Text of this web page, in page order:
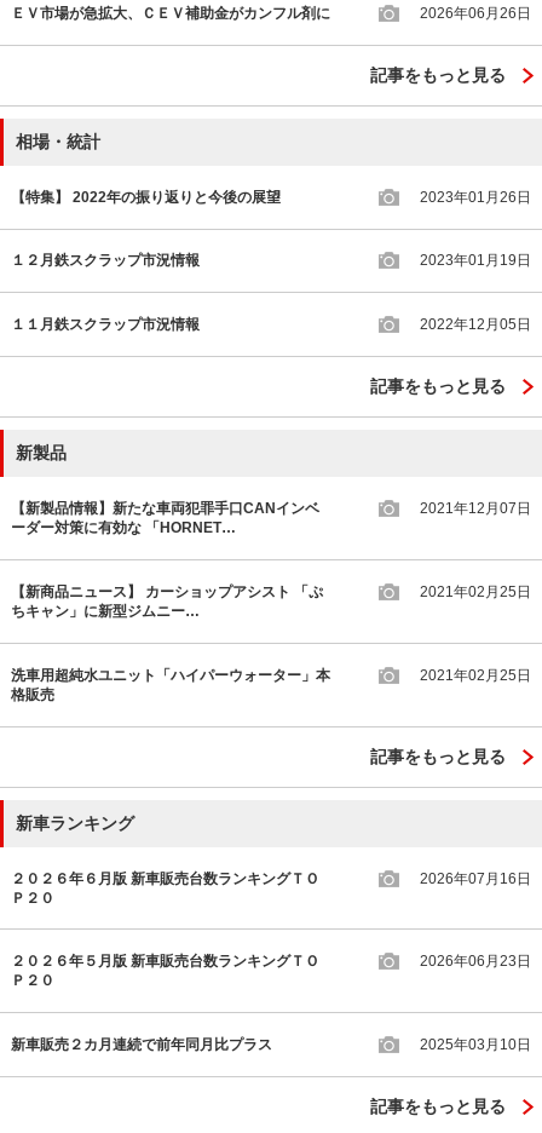
ＥＶ市場が急拡大、ＣＥＶ補助金がカンフル剤に 2026年06月26日
記事をもっと見る
相場・統計
【特集】 2022年の振り返りと今後の展望 2023年01月26日
１２月鉄スクラップ市況情報 2023年01月19日
１１月鉄スクラップ市況情報 2022年12月05日
記事をもっと見る
新製品
【新製品情報】新たな車両犯罪手口CANインベ
ーダー対策に有効な 「HORNET…
2021年12月07日
【新商品ニュース】 カーショップアシスト 「ぷ
ちキャン」に新型ジムニー…
2021年02月25日
洗車用超純水ユニット「ハイパーウォーター」本
格販売
2021年02月25日
記事をもっと見る
新車ランキング
２０２６年６月版 新車販売台数ランキングＴＯ
Ｐ２０
2026年07月16日
２０２６年５月版 新車販売台数ランキングＴＯ
Ｐ２０
2026年06月23日
新車販売２カ月連続で前年同月比プラス 2025年03月10日
記事をもっと見る